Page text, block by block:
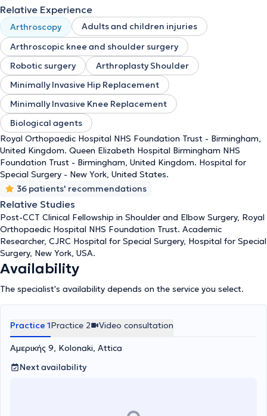
Ταυτόχρονα με την ειδικότητα της Ορθοπαιδικής
παρακολούθησε και το Πρόγραμμα Μεταπτυχιακών Σπουδών
του Εθνικού και Καποδιστριακού Πανεπιστημίου Αθηνών με τίτλο
"Άθληση και Υγεία", με εξειδίκευση στη διάγνωση και θεραπεία
των αθλητικών κακώσεων. Μετά το τέλος της ειδίκευσης του,
βρέθηκε στη Νέα Υόρκη στο επί σειρά ετών Νο 1 Νοσοκομείο των
ΗΠΑ για ορθοπαιδικές παθήσεις, το Hospital for Special Surgery
(HSS), New York, USA, όπου και εξειδικεύτηκε στη επανορθωτική
χειρουργική ισχίου και γόνατος ως Academic Visitor to 2019,
συμμετέχοντας σε πολυάριθμα ερευνητικά πρωτόκολλα και στην
αντιμετώπιση πολύπλοκων περιστατικών του τμήματος SNF
Complex Joint Reconstruction Center. Έπειτα έλαβε την επίσημη
έμμισθη θέση εξειδίκευσης της Μ. Βρετανίας στη χειρουργική
ώμου και αγκώνα (post C.C.T. Clinical Fellowship) στα διεθνώς
αναγνωρισμένα κέντρα Queen Elizabeth University Hospital,
Birmingham 2020-2021 και Royal Orthopaedic Hospital 2021-
2022 όπου εκπαιδεύτηκε στις πλέον σύγχρονες τεχνικές
αρθροσκόπησης και αρθροπλαστικής ώμου και αγκώνα,
πραγματοποιώντας πολυάριθμες επεμβάσεις τόσο στο γενικό
πληθυσμό όσο και σε επαγγελματίες αθλητές. Έχει συμμετάσχει
ενεργά σε πληθώρα εγχώριων και διεθνών επιστημονικών
συναντήσεων ενώ έχει λάβει πολλαπλές υποτροφίες από
εγχώριες και διεθνείς επιστημονικές εταιρείες, έχει πολυάριθμες
έχει συμμετάσχει στην εκπαίδευση φοιτητών Ιατρικής στο Εθνικό
και Καποδιστριακό Πανεπιστήμιο Αθηνών, καθώς και στο
ενδιαφέρον του αποτελούν η αρθροσκοπική χειρουργική ώμου
και γόνατος, η ελάχιστης επεμβατικότητας επανορθωτική
χειρουργική μεγάλων αρθρώσεων (γόνατος/ισχίου/ώμου) καθώς
και η ορθοπαιδική έρευνα. Από το 2022 έχει επιστρέψει στην
Relative Experience
Arthroscopy
Adults and children injuries
Arthroscopic knee and shoulder surgery
Robotic surgery
Arthroplasty Shoulder
Minimally Invasive Hip Replacement
Minimally Invasive Knee Replacement
Biological agents
Royal Orthopaedic Hospital NHS Foundation Trust - Birmingham,
United Kingdom. Queen Elizabeth Hospital Birmingham NHS
Foundation Trust - Birmingham, United Kingdom. Hospital for
Special Surgery - New York, United States.
36 patients' recommendations
Relative Studies
Post-CCT Clinical Fellowship in Shoulder and Elbow Surgery, Royal
Orthopaedic Hospital NHS Foundation Trust. Academic
Researcher, CJRC Hospital for Special Surgery, Hospital for Special
Surgery, New York, USA.
Availability
The specialist's availability depends on the service you select.
Practice 1Practice 2 Video consultation
Αμερικής 9, Kolonaki, Attica
Next availability